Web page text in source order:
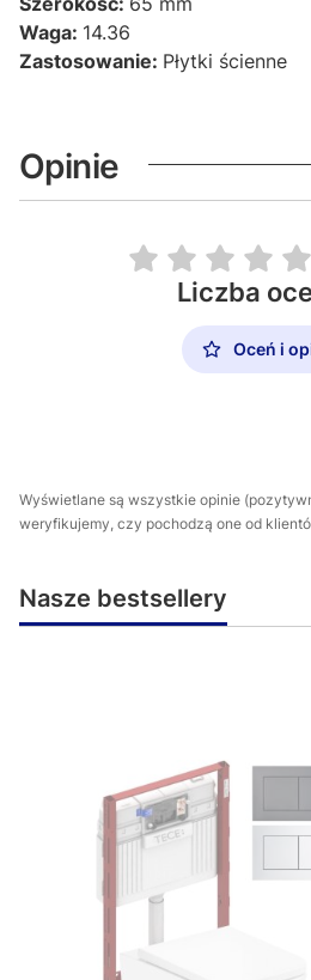
Waga: 14.36
Zastosowanie: Płytki ścienne
Opinie
Liczba
Oceń i
Wyświetlane są wszystkie opinie
weryfikujemy, czy pochodzą one od
Nasze bestsellery